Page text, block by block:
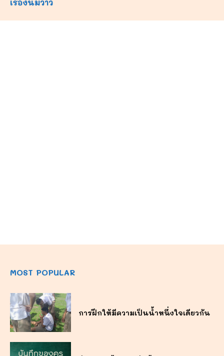
เรื่องนี้มีว้าว
MOST POPULAR
การฝึกให้มีความเป็นน้ำหนึ่งใจเดียวกัน